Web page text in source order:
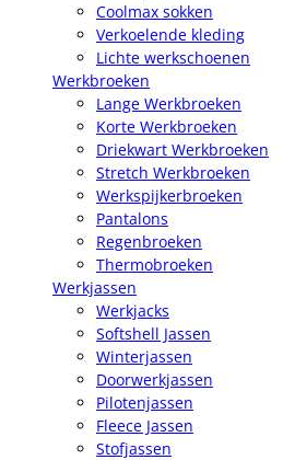
Coolmax sokken
Verkoelende kleding
Lichte werkschoenen
Werkbroeken
Lange Werkbroeken
Korte Werkbroeken
Driekwart Werkbroeken
Stretch Werkbroeken
Werkspijkerbroeken
Pantalons
Regenbroeken
Thermobroeken
Werkjassen
Werkjacks
Softshell Jassen
Winterjassen
Doorwerkjassen
Pilotenjassen
Fleece Jassen
Stofjassen